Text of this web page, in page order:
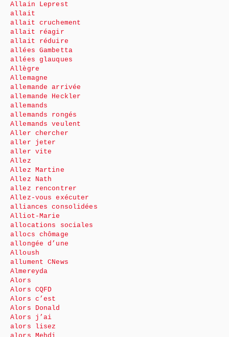
Allain Leprest
allait
allait cruchement
allait réagir
allait réduire
allées Gambetta
allées glauques
Allègre
Allemagne
allemande arrivée
allemande Heckler
allemands
allemands rongés
Allemands veulent
Aller chercher
aller jeter
aller vite
Allez
Allez Martine
Allez Nath
allez rencontrer
Allez-vous exécuter
alliances consolidées
Alliot-Marie
allocations sociales
allocs chômage
allongée d’une
Alloush
allument CNews
Almereyda
Alors
Alors CQFD
Alors c’est
Alors Donald
Alors j’ai
alors lisez